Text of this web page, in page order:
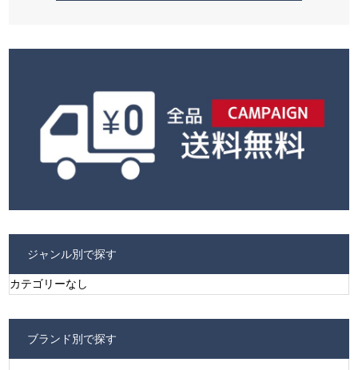
ジャンル別で探す
カテゴリーなし
ブランド別で探す